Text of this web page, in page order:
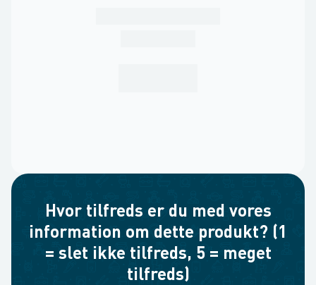
Hvor tilfreds er du med vores
information om dette produkt? (1
= slet ikke tilfreds, 5 = meget
tilfreds)